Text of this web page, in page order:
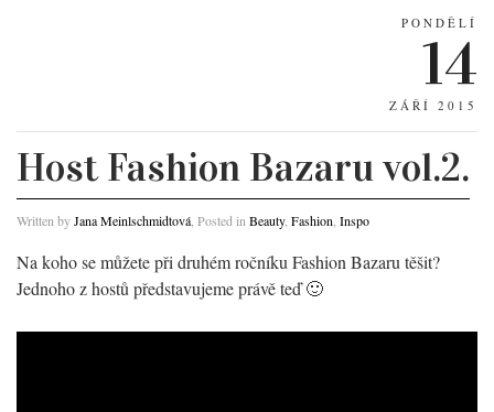
PONDĚLÍ
14
ZÁŘÍ 2015
Host Fashion Bazaru vol.2.
Written byJana Meinlschmidtová , Posted in Beauty, Fashion Inspo
Na koho se můžete při druhém ročníku Fashion Bazaru těšit?
Jednoho z hostů představujeme právě teď 🙂